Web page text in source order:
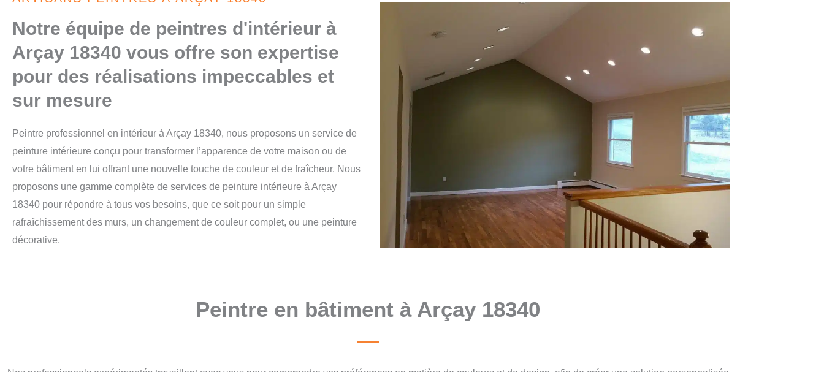
Notre équipe de peintres d'intérieur à
Arçay 18340 vous offre son expertise
pour des réalisations impeccables et
sur mesure
Peintre professionnel en intérieur à Arçay 18340, nous proposons un service de
peinture intérieure conçu pour transformer l’apparence de votre maison ou de
votre bâtiment en lui offrant une nouvelle touche de couleur et de fraîcheur. Nous
proposons une gamme complète de services de peinture intérieure à Arçay
18340 pour répondre à tous vos besoins, que ce soit pour un simple
rafraîchissement des murs, un changement de couleur complet, ou une peinture
décorative.
Peintre en bâtiment à Arçay 18340